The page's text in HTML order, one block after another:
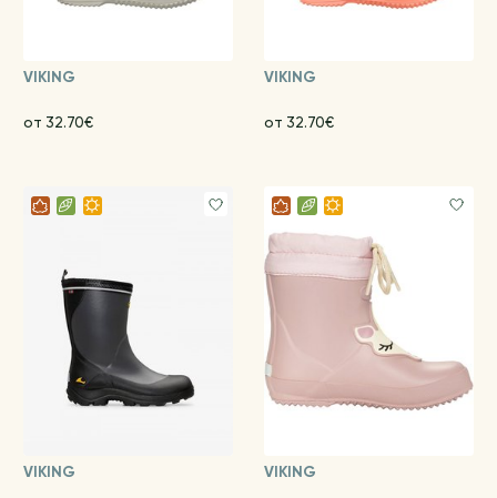
VIKING
от 32.70€
VIKING
от 32.70€
VIKING VIKING